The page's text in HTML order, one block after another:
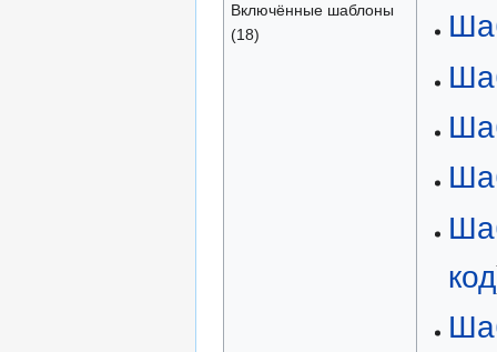
Включённые шаблоны
(18)
код